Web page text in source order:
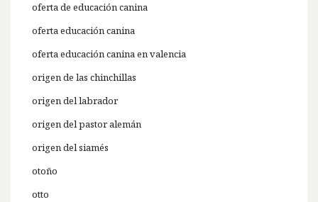
oferta de educación canina
oferta educación canina
oferta educación canina en valencia
origen de las chinchillas
origen del labrador
origen del pastor alemán
origen del siamés
otoño
otto